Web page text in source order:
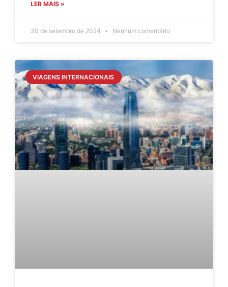
LER MAIS »
30 de setembro de 2024 Nenhum comentário
VIAGENS INTERNACIONAIS